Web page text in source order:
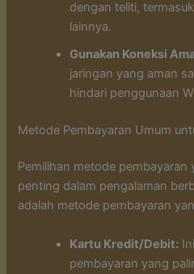
dengan teliti,
lainnya.
Gunakan Koneksi
jaringan yang aman
hindari penggunaan
Metode Pembayaran Umum
Pemilihan metode pembayaran
penting dalam pengalaman
adalah metode pembayaran
Kartu Kredit/Debit:
pembayaran yang